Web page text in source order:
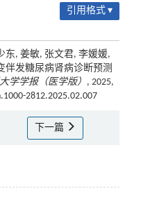
引用格式 ▾
东, 姜敏, 张文君, 李媛媛,
伴发糖尿病肾病诊断预测
学学报（医学版） , 2025,
2812.2025.02.007
下一篇